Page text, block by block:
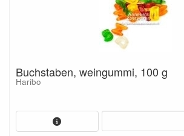
Buchstaben, weingummi, 100 g
Haribo